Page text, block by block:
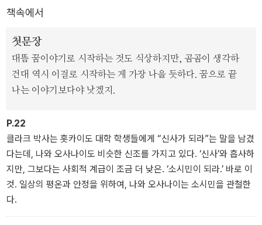
책속에서
첫문장
대뜸 꿈이야기로 시작하는 것도 식상하지만, 곰곰이 생각하
건대 역시 이걸로 시작하는 게 가장 나을 듯하다. 꿈으로 끝
나는 이야기보다야 낫겠지.
P.22
클라크 박사는 홋카이도 대학 학생들에게 “신사가 되라”는 말을 남겼
다는데, 나와 오사나이도 비슷한 신조를 가지고 있다. ‘신사’와 흡사하
지만, 그보다는 사회적 계급이 조금 더 낮은. ‘소시민이 되라.’ 바로 이
것. 일상의 평온과 안정을 위하여, 나와 오사나이는 소시민을 관철한
다.